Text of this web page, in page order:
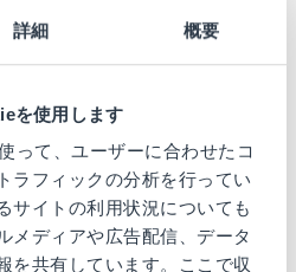
詳細 概要
を使用します
って、ユーザーに合わせたコ
ラフィックの分析を行ってい
サイトの利用状況についても
メディアや広告配信、データ
を共有しています。ここで収
する新たな機会が生ま
クポイントシステムズ
た食品容器向けに、
う革新的なRFIDタグ
インレイは、リ
たRFID技術で、環境問
一歩をもたらします。
ティを両立させたこの